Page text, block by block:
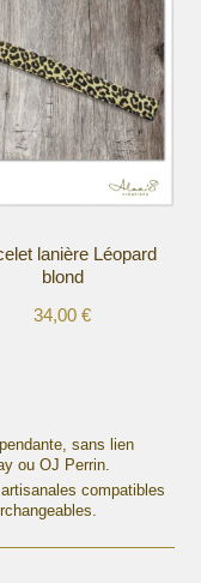
lanière Léopard
blond
34,00€
sans lien
ou OJ Perrin.
compatibles